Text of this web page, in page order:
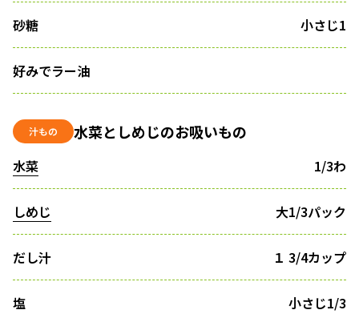
砂糖 小さじ1
好みでラー油
汁もの 水菜としめじのお吸いもの
水菜 1/3わ
しめじ 大1/3パック
だし汁 １ 3/4カップ
塩 小さじ1/3